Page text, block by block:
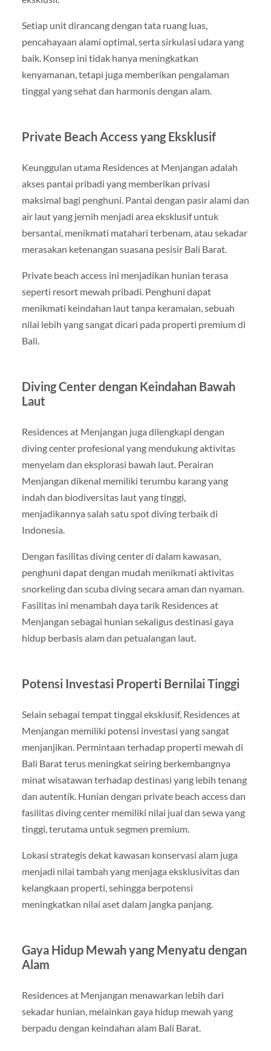
Setiap unit dirancang dengan tata ruang luas,
pencahayaan alami optimal, serta sirkulasi udara yang
baik. Konsep ini tidak hanya meningkatkan
kenyamanan, tetapi juga memberikan pengalaman
tinggal yang sehat dan harmonis dengan alam.
Private Beach Access yang Eksklusif
Keunggulan utama Residences at Menjangan adalah
akses pantai pribadi yang memberikan privasi
maksimal bagi penghuni. Pantai dengan pasir alami dan
air laut yang jernih menjadi area eksklusif untuk
bersantai, menikmati matahari terbenam, atau sekadar
merasakan ketenangan suasana pesisir Bali Barat.
Private beach access ini menjadikan hunian terasa
seperti resort mewah pribadi. Penghuni dapat
menikmati keindahan laut tanpa keramaian, sebuah
nilai lebih yang sangat dicari pada properti premium di
Bali.
Diving Center dengan Keindahan Bawah
Laut
Residences at Menjangan juga dilengkapi dengan
diving center profesional yang mendukung aktivitas
menyelam dan eksplorasi bawah laut. Perairan
Menjangan dikenal memiliki terumbu karang yang
indah dan biodiversitas laut yang tinggi,
menjadikannya salah satu spot diving terbaik di
Indonesia.
Dengan fasilitas diving center di dalam kawasan,
penghuni dapat dengan mudah menikmati aktivitas
snorkeling dan scuba diving secara aman dan nyaman.
Fasilitas ini menambah daya tarik Residences at
Menjangan sebagai hunian sekaligus destinasi gaya
hidup berbasis alam dan petualangan laut.
Potensi Investasi Properti Bernilai Tinggi
Selain sebagai tempat tinggal eksklusif, Residences at
Menjangan memiliki potensi investasi yang sangat
menjanjikan. Permintaan terhadap properti mewah di
Bali Barat terus meningkat seiring berkembangnya
minat wisatawan terhadap destinasi yang lebih tenang
dan autentik. Hunian dengan private beach access dan
fasilitas diving center memiliki nilai jual dan sewa yang
tinggi, terutama untuk segmen premium.
Lokasi strategis dekat kawasan konservasi alam juga
menjadi nilai tambah yang menjaga eksklusivitas dan
kelangkaan properti, sehingga berpotensi
meningkatkan nilai aset dalam jangka panjang.
Gaya Hidup Mewah yang Menyatu dengan
Alam
Residences at Menjangan menawarkan lebih dari
sekadar hunian, melainkan gaya hidup mewah yang
berpadu dengan keindahan alam Bali Barat.